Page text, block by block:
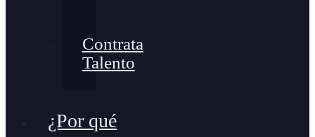
Contrata
Talento
¿Por qué